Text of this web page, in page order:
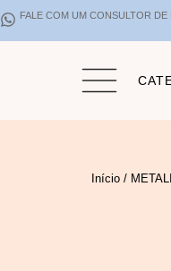
FALE COM UM CONSULTOR DE
Início /